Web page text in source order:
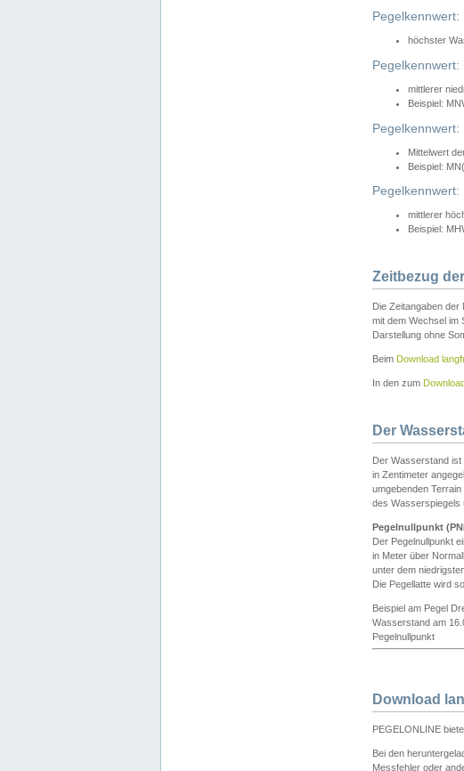
Pegelkennwert:
höchster
Pegelkennwert:
mittlerer
Beispiel:
Pegelkennwert:
Mittelwert
Beispiel:
Pegelkennwert:
mittlerer
Beispiel:
Zeitbezug
Die Zeitangaben
mit dem Wechsel im
Darstellung ohne
Beim Download
In den zum
Der
Der Wasserstand
in Zentimeter
umgebenden
des Wasserspiegels
Pegelnullpunkt
Der Pegelnullpunkt
in Meter über
unter dem
Die Pegellatte wird
Beispiel am Pegel
Wasserstand am
Pegelnullpunkt
Download
PEGELONLINE
Bei den
Messfehler oder